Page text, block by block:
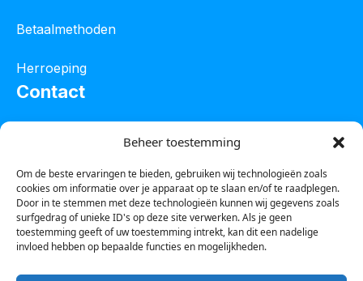
Beheer toestemming
Om de beste ervaringen te bieden, gebruiken wij technologieën zoals
cookies om informatie over je apparaat op te slaan en/of te raadplegen.
Door in te stemmen met deze technologieën kunnen wij gegevens zoals
surfgedrag of unieke ID's op deze site verwerken. Als je geen
toestemming geeft of uw toestemming intrekt, kan dit een nadelige
invloed hebben op bepaalde functies en mogelijkheden.
Betaalmethoden
Herroeping
Contact
Tel :0850601800
Whatsapp : 0623388306